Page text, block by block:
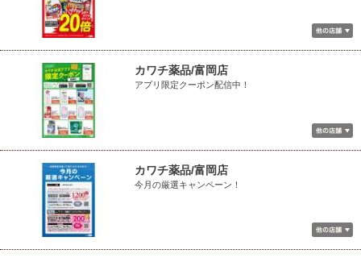
カワチ薬品/富岡店
アプリ限定クーポン配信中！
カワチ薬品/富岡店
今月の厳選キャンペーン！